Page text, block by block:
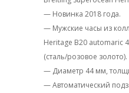
— Новинка 2018 года.
— Мужские часы из
Heritage B20 automaric
(сталь/розовое золото).
— Диаметр 44 мм,
— Автоматический